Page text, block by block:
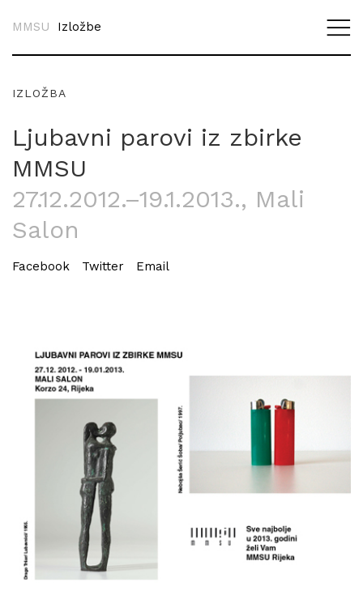
MMSU Izložbe
IZLOŽBA
Ljubavni parovi iz zbirke
MMSU
27.12.2012.–19.1.2013., Mali
Salon
Facebook Twitter Email